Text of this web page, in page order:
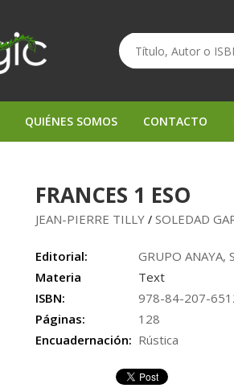
QUIÉNES SOMOS CONTACTO
FRANCES 1 ESO
JEAN-PIERRE TILLY /SOLEDAD
Editorial:
GRUPO ANAYA,
Materia
Text
ISBN:
978-84-207-
Páginas:
128
Encuadernación: Rústica